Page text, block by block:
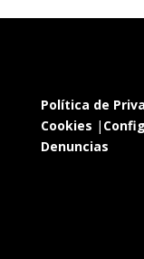
Política de
Cookies |
Denuncias